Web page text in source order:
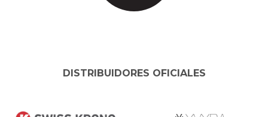
DISTRIBUIDORES OFICIALES